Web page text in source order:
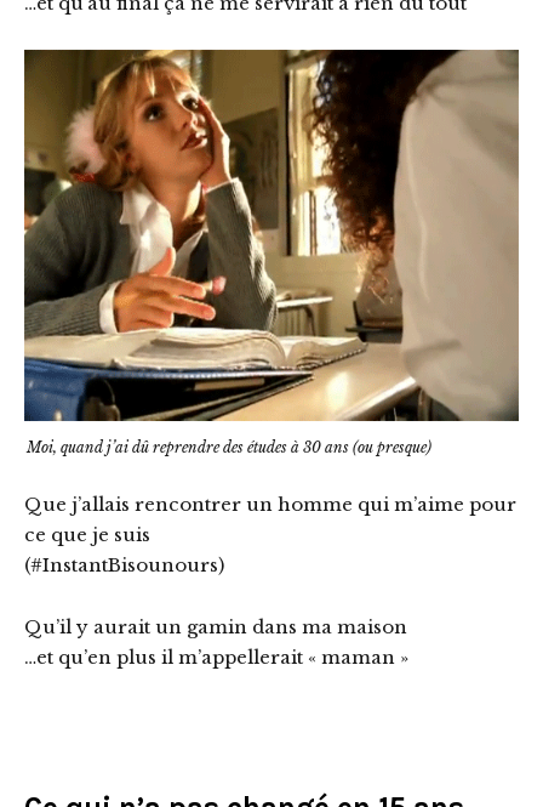
Moi, quand j’ai dû reprendre des études à 30 ans (ou presque)
Que j’allais rencontrer un homme qui m’aime pour
ce que je suis
(#InstantBisounours)
Qu’il y aurait un gamin dans ma maison
…et qu’en plus il m’appellerait « maman »